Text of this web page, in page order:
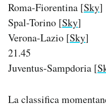
Roma-Fiorentina [Sky]
Spal-Torino [Sky]
Verona-Lazio [Sky]
21.45
Juventus-Sampdoria [
La classifica